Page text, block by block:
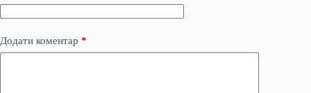
Додати коментар *